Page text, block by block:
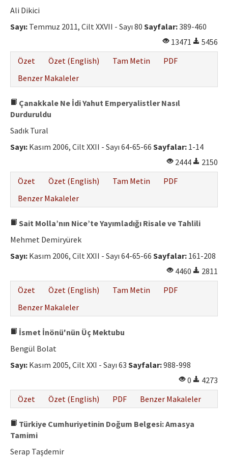
Ali Dikici
Sayı: Temmuz 2011, Cilt XXVII - Sayı 80 Sayfalar:389-460
13471
5456
Özet
Özet (English) Tam Metin
PDF
Benzer Makaleler
Çanakkale Ne İdi Yahut Emperyalistler Nasıl
Durduruldu
Sadık Tural
Sayı: Kasım 2006, Cilt XXII - Sayı 64-65-66 Sayfalar: 1-14
2444
2150
Özet
Özet (English) Tam Metin
PDF
Benzer Makaleler
Sait Molla’nın Nice’te Yayımladığı Risale ve Tahlili
Mehmet Demiryürek
Sayı: Kasım 2006, Cilt XXII - Sayı 64-65-66 Sayfalar: 161-208
4460
2811
Özet
Özet (English) Tam Metin
PDF
Benzer Makaleler
İsmet İnönü'nün Üç Mektubu
Bengül Bolat
Sayı: Kasım 2005, Cilt XXI - Sayı 63 Sayfalar:988-998
0
4273
Özet
Özet (English) PDF Benzer Makaleler
Türkiye Cumhuriyetinin Doğum Belgesi: Amasya
Tamimi
Serap Taşdemir